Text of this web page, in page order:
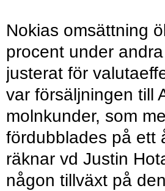
Nokias omsättning
procent under
justerat för
var försäljningen till
molnkunder, som
fördubblades på ett
räknar vd Justin
någon tillväxt på